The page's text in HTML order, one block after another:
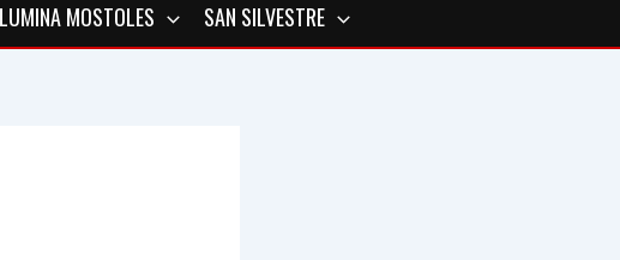
MOSTOLES SAN SILVESTRE